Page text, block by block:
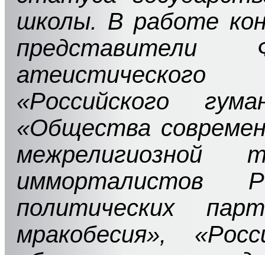
школы. В работе
представители
«Российского
«Общества
межрелигиозной
имморталистов
политических
мракобесия»,